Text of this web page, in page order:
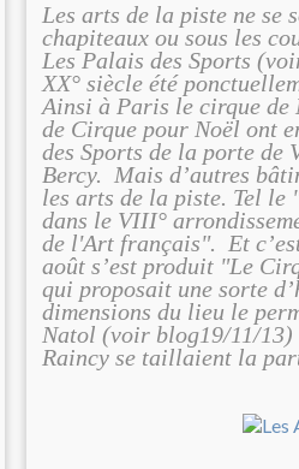
Les arts de la piste ne se
chapiteaux ou sous les
Les Palais des Sports
XX° siècle été
Ainsi à Paris le cirque de
de Cirque pour Noël ont
des Sports de la porte de
Bercy. Mais d’autres
les arts de la piste. Tel le
dans le VIII°
de l'Art français". Et
août s’est produit "Le
qui proposait une sorte
dimensions du lieu le
Natol (voir blog19/11/13)
Raincy se taillaient la